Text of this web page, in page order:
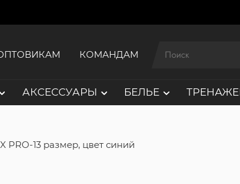
КОМАНДАМ
АКСЕССУАРЫ БЕЛЬЕ
PRO-13 размер, цвет синий